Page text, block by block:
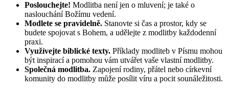
Poslouchejte! Modlitba není jen o mluvení; je také o
naslouchání Božímu vedení.
Modlete se pravidelně. Stanovte si čas a prostor, kdy se
budete spojovat s Bohem, a udělejte z modlitby každodenní
praxi.
Využívejte biblické texty. Příklady modliteb v Písmu mohou
být inspirací a pomohou vám utvářet vaše vlastní modlitby.
Společná modlitba. Zapojení rodiny, přátel nebo církevní
komunity do modlitby může posílit víru a pocit sounáležitosti.